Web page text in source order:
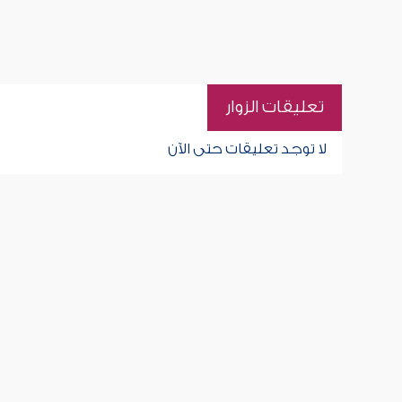
تعليقات الزوار
لا توجد تعليقات حتى الآن